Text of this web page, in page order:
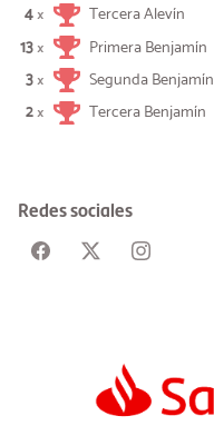
4×
Tercera Alevín
13×
Primera Benjamín
3×
Segunda Benjamín
2× Tercera Benjamín
Redes sociales